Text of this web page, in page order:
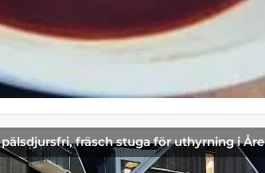
pälsdjursfri, fräsch stuga för uthyrning i Åre